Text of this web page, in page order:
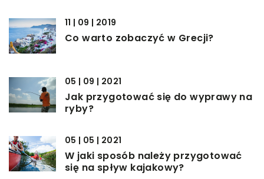
11 | 09 | 2019
Co warto zobaczyć w Grecji?
05 | 09 | 2021
Jak przygotować się do wyprawy na
ryby?
05 | 05 | 2021
W jaki sposób należy przygotować
się na spływ kajakowy?